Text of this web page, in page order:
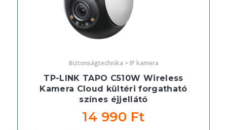
Biztonságtechnika > IP kamera
TP-LINK TAPO C510W Wireless
Kamera Cloud kültéri forgatható
színes éjjellátó
14 990 Ft